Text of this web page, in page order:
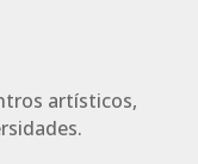
artísticos,